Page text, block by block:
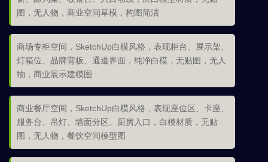
图，无人物，商业空间草模，构图简洁
商场专柜空间，SketchUp白模风格，表现柜台、展示架、
灯箱位、品牌背板、通道界面，纯净白模，无贴图，无人
物，商业展示建模图
商业餐厅空间，SketchUp白模风格，表现座位区、卡座、
服务台、吊灯、墙面分区、厨房入口，白模材质，无贴
图，无人物，餐饮空间模型图